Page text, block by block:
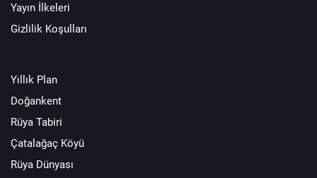
Yayın İlkeleri
Gizlilik Koşulları
Yıllık Plan
Doğankent
Rüya Tabiri
Çatalağaç Köyü
Rüya Dünyası